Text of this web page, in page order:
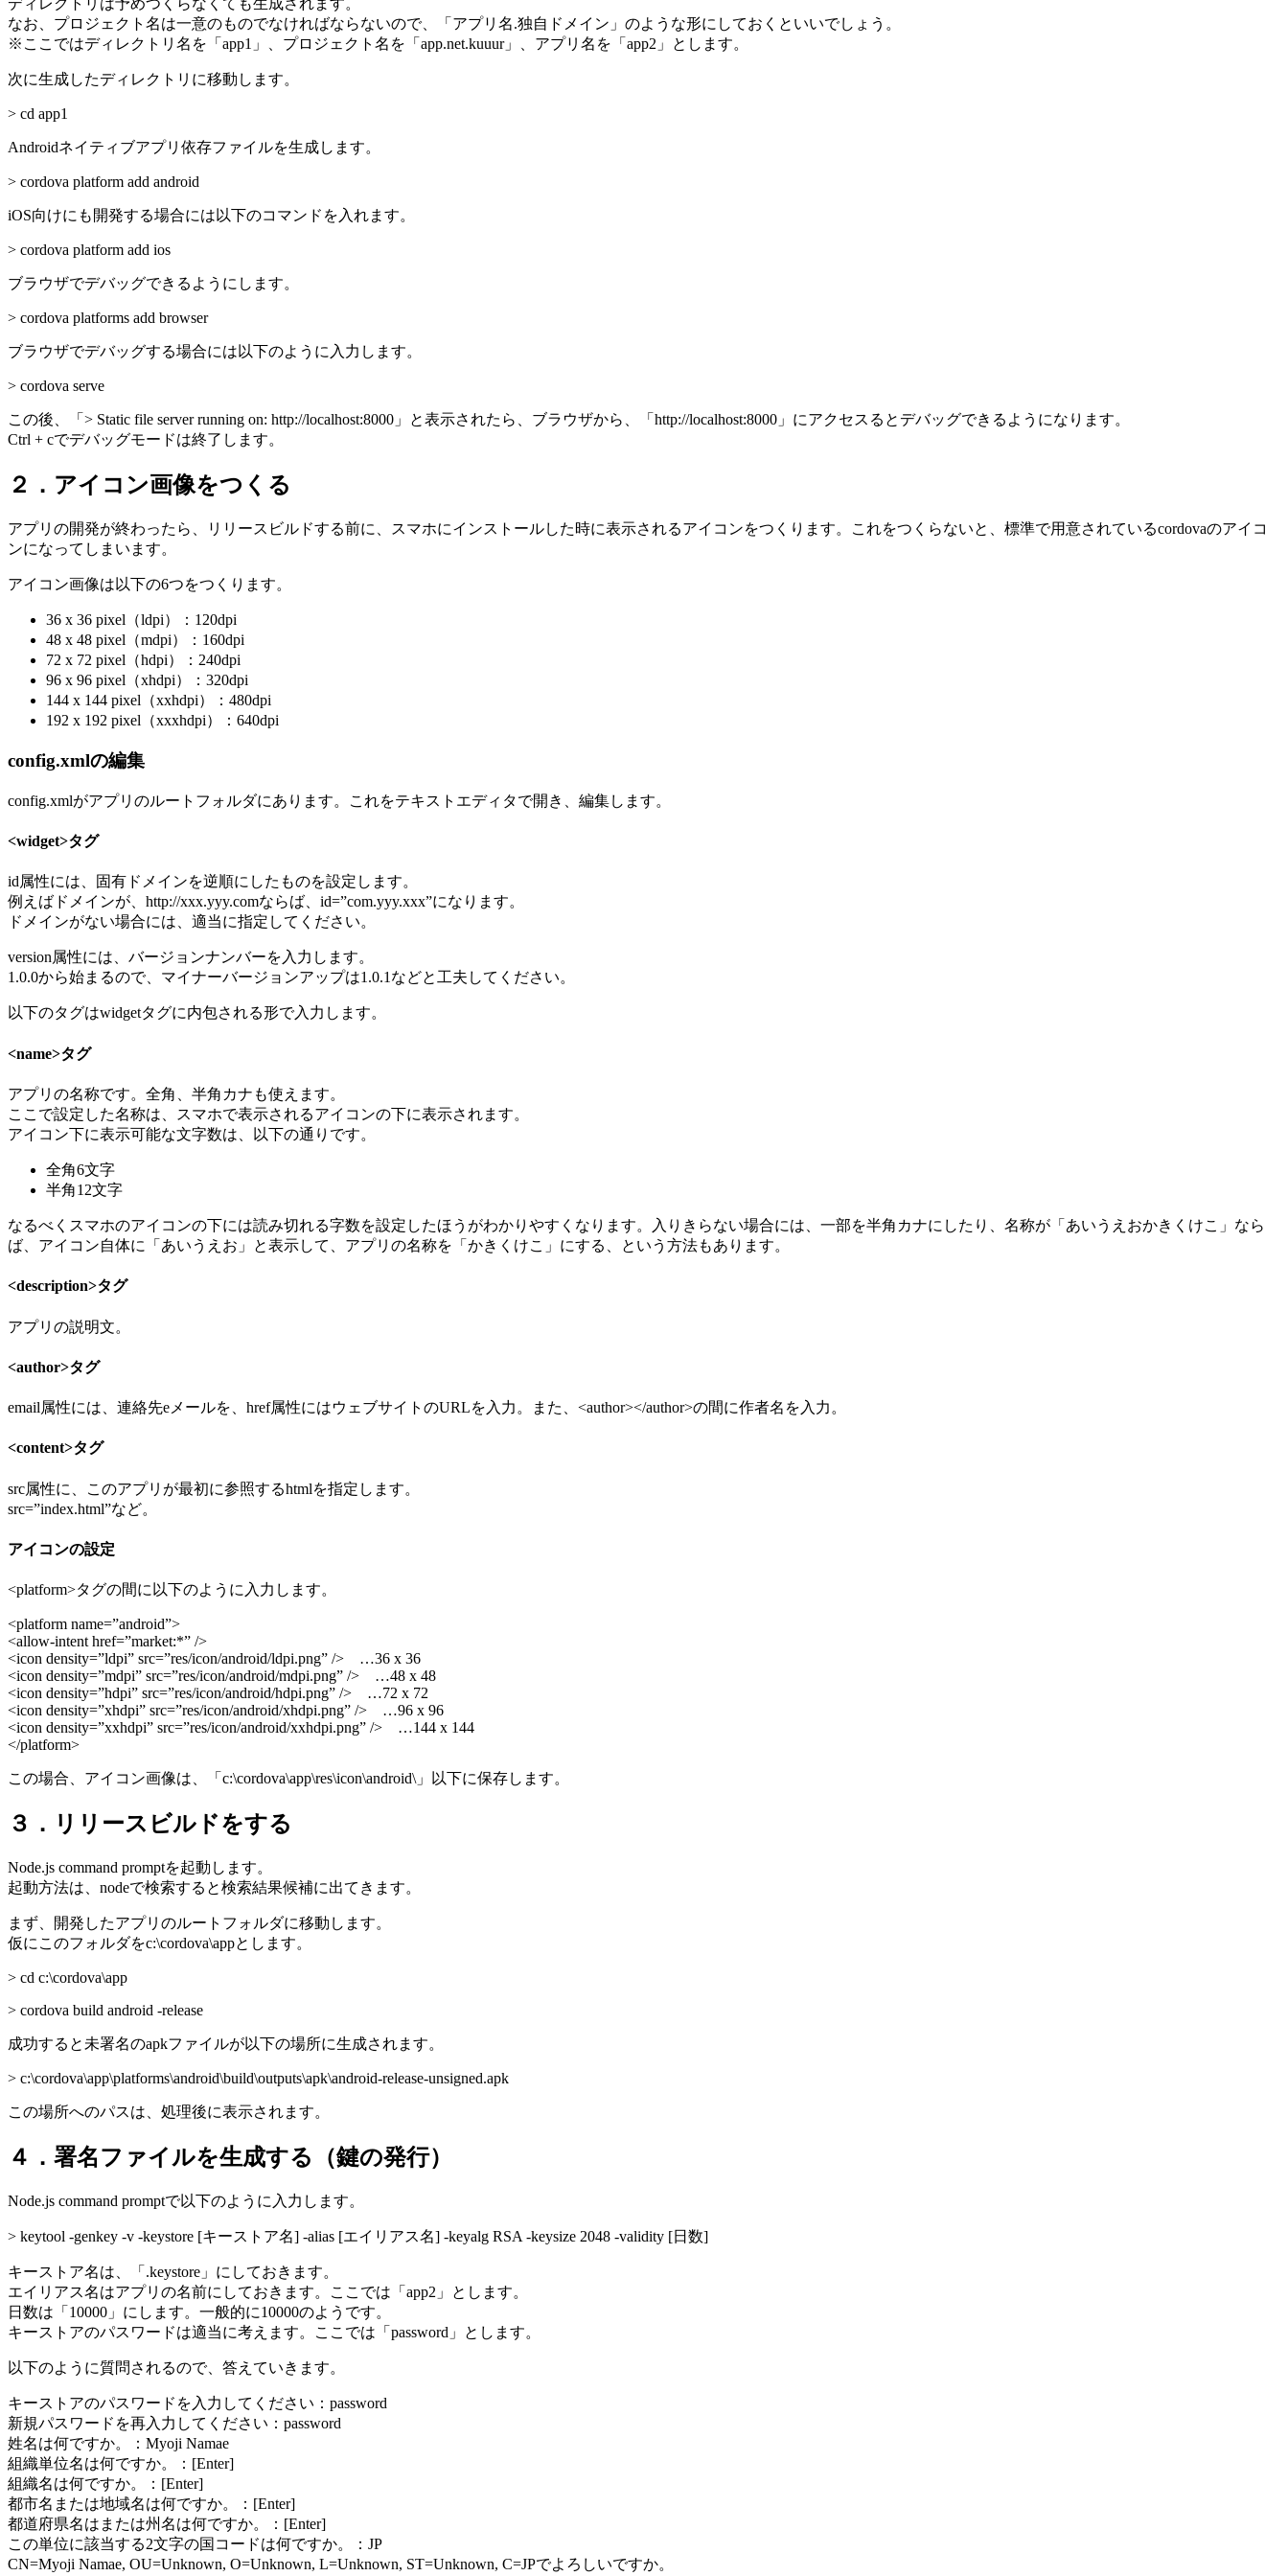
なお、プロジェクト名は一意のものでなければならないので、「アプリ名.独自ドメイン」のような形にしておくといいでしょう。
※ここではディレクトリ名を「app1」、プロジェクト名を「app.net.kuuur」、アプリ名を「app2」とします。
次に生成したディレクトリに移動します。
> cd app1
Androidネイティブアプリ依存ファイルを生成します。
> cordova platform add android
iOS向けにも開発する場合には以下のコマンドを入れます。
> cordova platform add ios
ブラウザでデバッグできるようにします。
> cordova platforms add browser
ブラウザでデバッグする場合には以下のように入力します。
> cordova serve
この後、「> Static file server running on: http://localhost:8000」と表示されたら、ブラウザから、「http://localhost:8000」にアクセスるとデバッグできるようになります。
Ctrl + cでデバッグモードは終了します。
２．アイコン画像をつくる
アプリの開発が終わったら、リリースビルドする前に、スマホにインストールした時に表示されるアイコンをつくります。これをつくらないと、標準で用意されているcordovaのアイコ
ンになってしまいます。
アイコン画像は以下の6つをつくります。
36 x 36 pixel（ldpi）：120dpi
48 x 48 pixel（mdpi）：160dpi
72 x 72 pixel（hdpi）：240dpi
96 x 96 pixel（xhdpi）：320dpi
144 x 144 pixel（xxhdpi）：480dpi
192 x 192 pixel（xxxhdpi）：640dpi
config.xmlの編集
config.xmlがアプリのルートフォルダにあります。これをテキストエディタで開き、編集します。
<widget>タグ
id属性には、固有ドメインを逆順にしたものを設定します。
例えばドメインが、http://xxx.yyy.comならば、id=”com.yyy.xxx”になります。
ドメインがない場合には、適当に指定してください。
version属性には、バージョンナンバーを入力します。
1.0.0から始まるので、マイナーバージョンアップは1.0.1などと工夫してください。
以下のタグはwidgetタグに内包される形で入力します。
<name>タグ
アプリの名称です。全角、半角カナも使えます。
ここで設定した名称は、スマホで表示されるアイコンの下に表示されます。
アイコン下に表示可能な文字数は、以下の通りです。
全角6文字
半角12文字
なるべくスマホのアイコンの下には読み切れる字数を設定したほうがわかりやすくなります。入りきらない場合には、一部を半角カナにしたり、名称が「あいうえおかきくけこ」なら
ば、アイコン自体に「あいうえお」と表示して、アプリの名称を「かきくけこ」にする、という方法もあります。
<description>タグ
アプリの説明文。
<author>タグ
email属性には、連絡先eメールを、href属性にはウェブサイトのURLを入力。また、<author></author>の間に作者名を入力。
<content>タグ
src属性に、このアプリが最初に参照するhtmlを指定します。
src=”index.html”など。
アイコンの設定
<platform>タグの間に以下のように入力します。
<platform name=”android”>
<allow-intent href=”market:*” />
<icon density=”ldpi” src=”res/icon/android/ldpi.png” /> …36 x 36
<icon density=”mdpi” src=”res/icon/android/mdpi.png” /> …48 x 48
<icon density=”hdpi” src=”res/icon/android/hdpi.png” /> …72 x 72
<icon density=”xhdpi” src=”res/icon/android/xhdpi.png” /> …96 x 96
<icon density=”xxhdpi” src=”res/icon/android/xxhdpi.png” /> …144 x 144
</platform>
この場合、アイコン画像は、「c:\cordova\app\res\icon\android\」以下に保存します。
３．リリースビルドをする
Node.js command promptを起動します。
起動方法は、nodeで検索すると検索結果候補に出てきます。
まず、開発したアプリのルートフォルダに移動します。
仮にこのフォルダをc:\cordova\appとします。
> cd c:\cordova\app
> cordova build android -release
成功すると未署名のapkファイルが以下の場所に生成されます。
> c:\cordova\app\platforms\android\build\outputs\apk\android-release-unsigned.apk
この場所へのパスは、処理後に表示されます。
４．署名ファイルを生成する（鍵の発行）
Node.js command promptで以下のように入力します。
> keytool -genkey -v -keystore [キーストア名] -alias [エイリアス名] -keyalg RSA -keysize 2048 -validity [日数]
キーストア名は、「.keystore」にしておきます。
エイリアス名はアプリの名前にしておきます。ここでは「app2」とします。
日数は「10000」にします。一般的に10000のようです。
キーストアのパスワードは適当に考えます。ここでは「password」とします。
以下のように質問されるので、答えていきます。
キーストアのパスワードを入力してください：password
新規パスワードを再入力してください：password
姓名は何ですか。：Myoji Namae
組織単位名は何ですか。：[Enter]
組織名は何ですか。：[Enter]
都市名または地域名は何ですか。：[Enter]
都道府県名はまたは州名は何ですか。：[Enter]
この単位に該当する2文字の国コードは何ですか。：JP
CN=Myoji Namae, OU=Unknown, O=Unknown, L=Unknown, ST=Unknown, C=JPでよろしいですか。